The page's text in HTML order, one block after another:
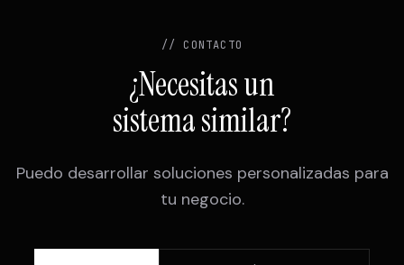
// CONTACTO
¿Necesitas un
sistema similar?
Puedo desarrollar soluciones personalizadas para
tu negocio.